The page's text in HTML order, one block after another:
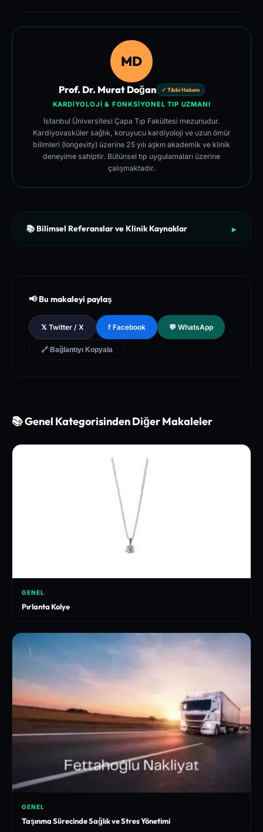
MD
Prof. Dr. Murat Doğan ✓ Tıbbi Hakem
KARDIYOLOJI & FONKSIYONEL TIP UZMANI
İstanbul Üniversitesi Çapa Tıp Fakültesi mezunudur.
Kardiyovasküler sağlık, koruyucu kardiyoloji ve uzun ömür
bilimleri (longevity) üzerine 25 yılı aşkın akademik ve klinik
deneyime sahiptir. Bütünsel tıp uygulamaları üzerine
çalışmaktadır.
📚 Bilimsel Referanslar ve Klinik Kaynaklar ▶
l Database of Peer-Reviewed Clinical Trials
[3]
The Lancet - Global Health and Preventive Medicine Guidel
ines for Chronic Metabolic Syndrome Management
📢 Bu makaleyi paylaş
𝕏 Twitter / X f Facebook 💬 WhatsApp
🔗 Bağlantıyı Kopyala
📚 Genel Kategorisinden Diğer Makaleler
GENEL
Pırlanta Kolye
GENEL
Taşınma Sürecinde Sağlık ve Stres Yönetimi